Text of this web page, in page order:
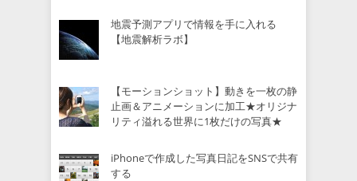
地震予測アプリで情報を手に入れる
【地震解析ラボ】
【モーションショット】動きを一枚の静
止画＆アニメーションに加工★オリジナ
リティ溢れる世界に1枚だけの写真★
iPhoneで作成した写真日記をSNSで共有
する